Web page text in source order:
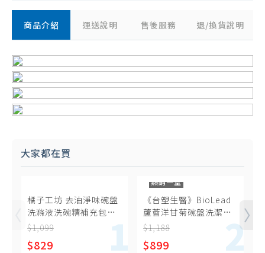
商品介紹 運送說明 售後服務 退/換貨說明
大家都在買
橘子工坊 去油淨味碗盤
洗滌液洗碗精補充包
500mlX6包
$1,099
$829
熱銷一空
《台塑生醫》BioLead
蘆薈洋甘菊碗盤洗潔精
1000g (12瓶/組)
$1,188
$899